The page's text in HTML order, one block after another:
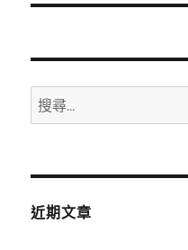
文
搜
尋
鍵
近期文章